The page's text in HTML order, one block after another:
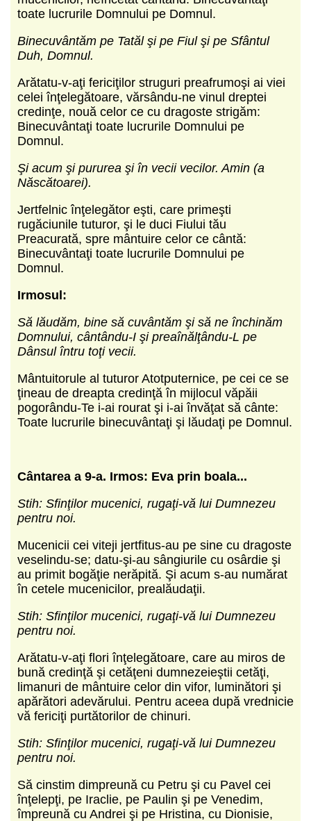
toate lucrurile Domnului pe Domnul.
Binecuvântăm pe Tatăl şi pe Fiul şi pe Sfântul
Duh, Domnul.
Arătatu-v-aţi fericiţilor struguri preafrumoşi ai viei
celei înţelegătoare, vărsându-ne vinul dreptei
credinţe, nouă celor ce cu dragoste strigăm:
Binecuvântaţi toate lucrurile Domnului pe
Domnul.
Şi acum şi pururea şi în vecii vecilor. Amin (a
Născătoarei).
Jertfelnic înţelegător eşti, care primeşti
rugăciunile tuturor, şi le duci Fiului tău
Preacurată, spre mântuire celor ce cântă:
Binecuvântaţi toate lucrurile Domnului pe
Domnul.
Irmosul:
Să lăudăm, bine să cuvântăm şi să ne închinăm
Domnului, cântându-I şi preaînălţându-L pe
Dânsul întru toţi vecii.
Mântuitorule al tuturor Atotputernice, pe cei ce se
ţineau de dreapta credinţă în mijlocul văpăii
pogorându-Te i-ai rourat şi i-ai învăţat să cânte:
Toate lucrurile binecuvântaţi şi lăudaţi pe Domnul.
Cântarea a 9-a. Irmos: Eva prin boala...
Stih: Sfinţilor mucenici, rugaţi-vă lui Dumnezeu
pentru noi.
Mucenicii cei viteji jertfitus-au pe sine cu dragoste
veselindu-se; datu-şi-au sângiurile cu osârdie şi
au primit bogăţie nerăpită. Şi acum s-au numărat
în cetele mucenicilor, prealăudaţii.
Stih: Sfinţilor mucenici, rugaţi-vă lui Dumnezeu
pentru noi.
Arătatu-v-aţi flori înţelegătoare, care au miros de
bună credinţă şi cetăţeni dumnezeieştii cetăţi,
limanuri de mântuire celor din vifor, luminători şi
apărători adevărului. Pentru aceea după vrednicie
vă fericiţi purtătorilor de chinuri.
Stih: Sfinţilor mucenici, rugaţi-vă lui Dumnezeu
pentru noi.
Să cinstim dimpreună cu Petru şi cu Pavel cei
înţelepţi, pe Iraclie, pe Paulin şi pe Venedim,
împreună cu Andrei şi pe Hristina, cu Dionisie,